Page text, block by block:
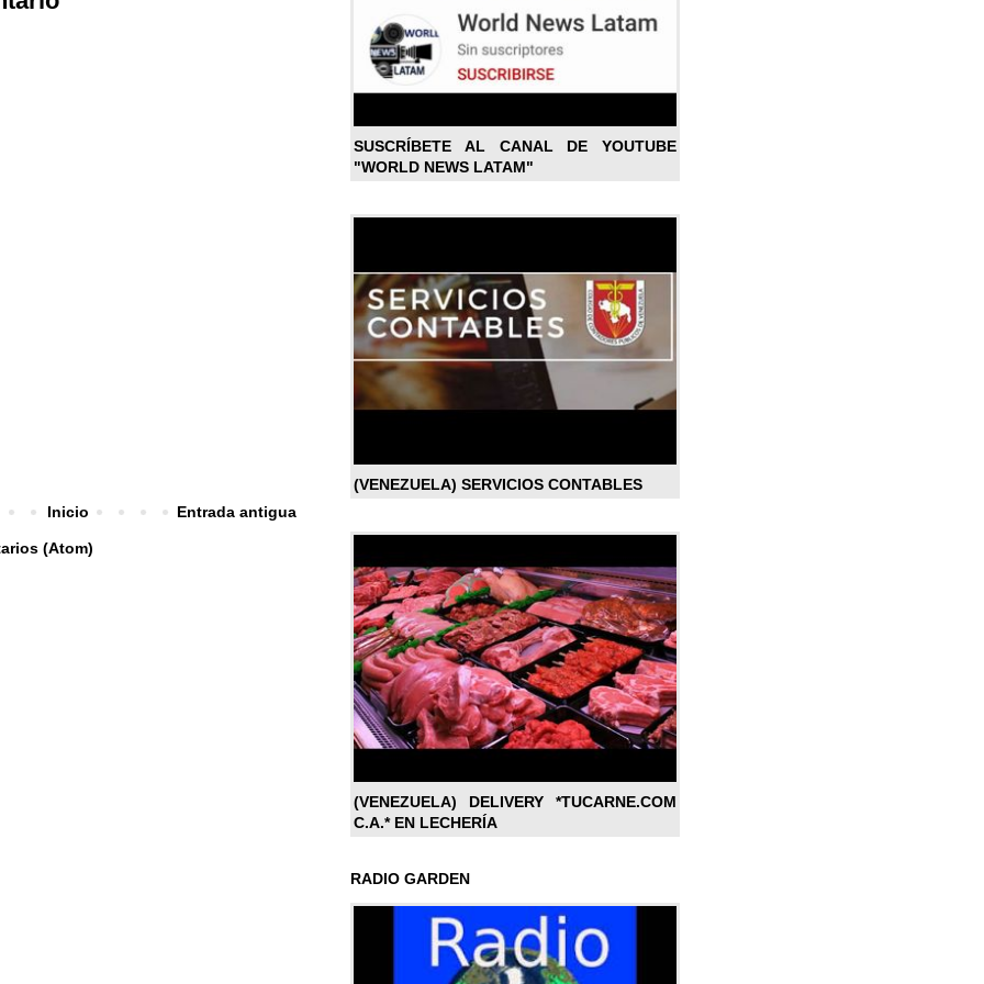
Entrada antigua
Inicio
(Atom)
SUSCRÍBETE AL CANAL DE YOUTUBE
"WORLD NEWS LATAM"
(VENEZUELA) SERVICIOS CONTABLES
(VENEZUELA) DELIVERY *TUCARNE.COM
C.A.* EN LECHERÍA
RADIO GARDEN